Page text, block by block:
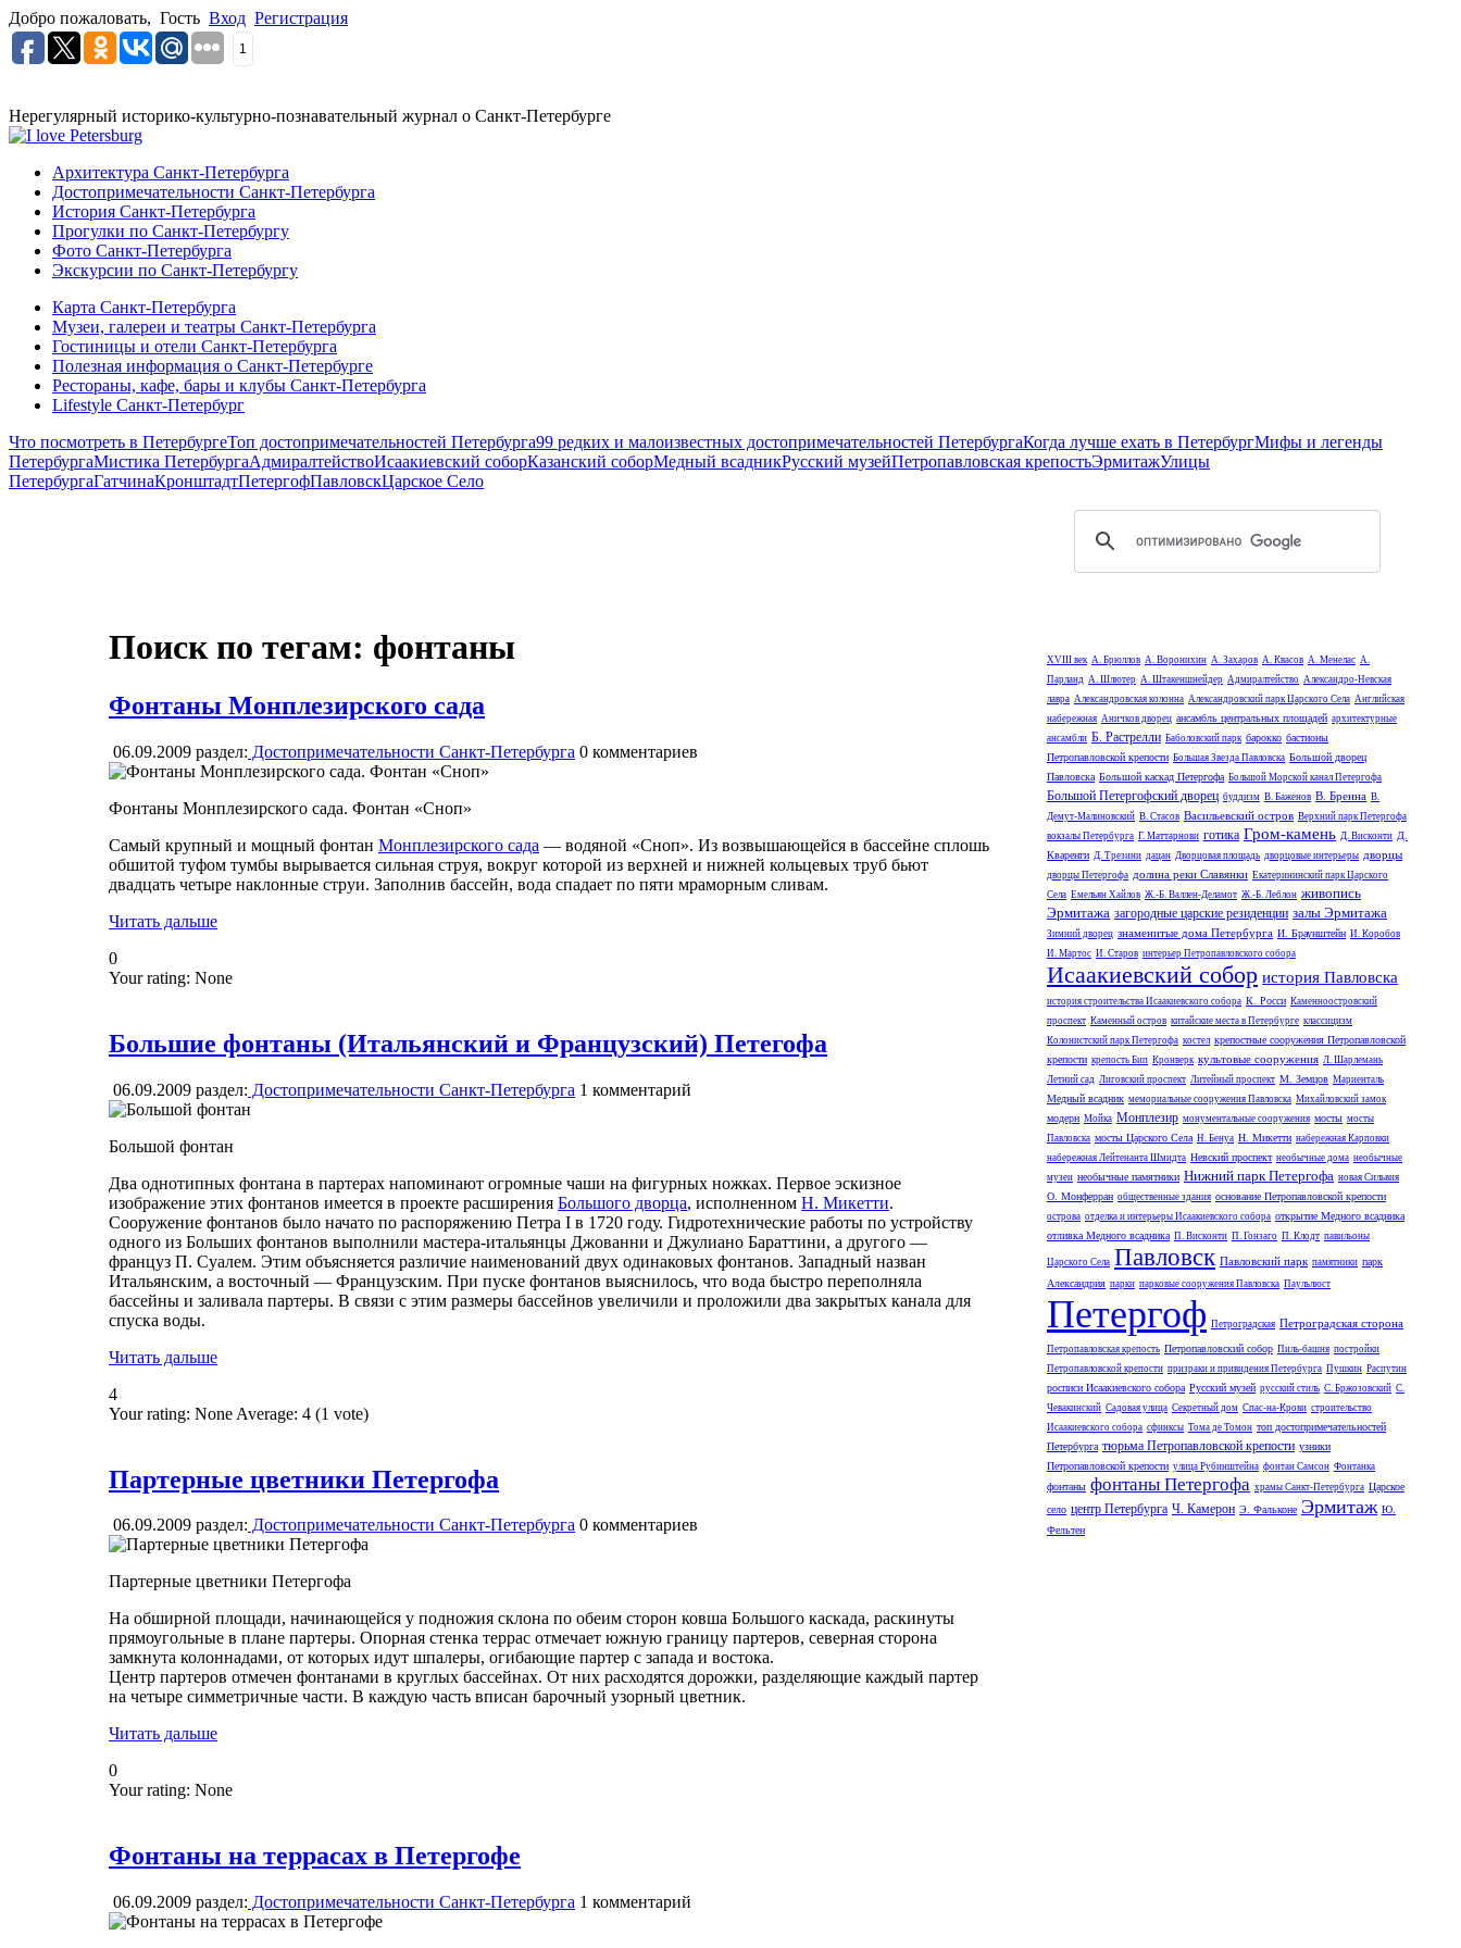
Добро пожаловать, Гость Вход Регистрация
1
Нерегулярный историко-культурно-познавательный журнал о Санкт-Петербурге
Архитектура Санкт-Петербурга
Достопримечательности Санкт-Петербурга
История Санкт-Петербурга
Прогулки по Санкт-Петербургу
Фото Санкт-Петербурга
Экскурсии по Санкт-Петербургу
Карта Санкт-Петербурга
Музеи, галереи и театры Санкт-Петербурга
Гостиницы и отели Санкт-Петербурга
Полезная информация о Санкт-Петербурге
Рестораны, кафе, бары и клубы Санкт-Петербурга
Lifestyle Санкт-Петербург
Что посмотреть в ПетербургеТоп достопримечательностей Петербурга99 редких и малоизвестных достопримечательностей ПетербургаКогда лучше ехать в ПетербургМифы и легенды
ПетербургаМистика ПетербургаАдмиралтействоИсаакиевский соборКазанский соборМедный всадникРусский музейПетропавловская крепостьЭрмитажУлицы
ПетербургаГатчинаКронштадтПетергофПавловскЦарское Село
Поиск по тегам: фонтаны
Фонтаны Монплезирского сада
06.09.2009 раздел: Достопримечательности Санкт-Петербурга 0 комментариев
Фонтаны Монплезирского сада. Фонтан «Сноп»
Самый крупный и мощный фонтан Монплезирского сада — водяной «Сноп». Из возвышающейся в бассейне сплошь
обшитой туфом тумбы вырывается сильная струя, вокруг которой из верхней и нижней кольцевых труб бьют
двадцать четыре наклонные струи. Заполнив бассейн, вода спадает по пяти мраморным сливам.
Читать дальше
0
Your rating: None
Большие фонтаны (Итальянский и Французский) Петегофа
06.09.2009 раздел: Достопримечательности Санкт-Петербурга 1 комментарий
Большой фонтан
Два однотипных фонтана в партерах напоминают огромные чаши на фигурных ножках. Первое эскизное
изображение этих фонтанов имеется в проекте расширения Большого дворца, исполненном Н. Микетти.
Сооружение фонтанов было начато по распоряжению Петра I в 1720 году. Гидротехнические работы по устройству
одного из Больших фонтанов выполнили мастера-итальянцы Джованни и Джулиано Бараттини, а другого —
француз П. Суалем. Этим объясняется различие наименований двух одинаковых фонтанов. Западный назван
Итальянским, а восточный — Французским. При пуске фонтанов выяснилось, что вода быстро переполняла
бассейны и заливала партеры. В связи с этим размеры бассейнов увеличили и проложили два закрытых канала для
спуска воды.
Читать дальше
4
Your rating: None Average: 4 (1 vote)
Партерные цветники Петергофа
06.09.2009 раздел: Достопримечательности Санкт-Петербурга 0 комментариев
Партерные цветники Петергофа
На обширной площади, начинающейся у подножия склона по обеим сторон ковша Большого каскада, раскинуты
прямоугольные в плане партеры. Опорная стенка террас отмечает южную границу партеров, северная сторона
замкнута колоннадами, от которых идут шпалеры, огибающие партер с запада и востока.
Центр партеров отмечен фонтанами в круглых бассейнах. От них расходятся дорожки, разделяющие каждый партер
на четыре симметричные части. В каждую часть вписан барочный узорный цветник.
Читать дальше
0
Your rating: None
Фонтаны на террасах в Петергофе
06.09.2009 раздел: Достопримечательности Санкт-Петербурга 1 комментарий
XVIII век А. Брюллов А. Воронихин А. Захаров А. Квасов А. Менелас А.
Парланд А. Шлютер А. Штакеншнейдер Адмиралтейство Александро-Невская
лавра Александровская колонна Александровский парк Царского Села Английская
набережная Аничков дворец ансамбль центральных площадей архитектурные
ансамбли Б. Растрелли Баболовский парк барокко бастионы
Петропавловской крепости Большая Звезда Павловска Большой дворец
Павловска Большой каскад Петергофа Большой Морской канал Петергофа
Большой Петергофский дворец буддизм В. Баженов В. Бренна В.
Демут-Малиновский В. Стасов Васильевский остров Верхний парк Петергофа
вокзалы Петербурга Г. Маттарнови готика Гром-камень Д. Висконти Д.
Кваренги Д. Трезини дацан Дворцовая площадь дворцовые интерьеры дворцы
дворцы Петергофа долина реки Славянки Екатерининский парк Царского
Села Емельян Хайлов Ж.-Б. Валлен-Деламот Ж.-Б. Леблон живопись
Эрмитажа загородные царские резиденции залы Эрмитажа
Зимний дворец знаменитые дома Петербурга И. Браунштейн И. Коробов
И. Мартос И. Старов интерьер Петропавловского собора
Исаакиевский собор история Павловска
история строительства Исаакиевского собора К. Росси Каменноостровский
проспект Каменный остров китайские места в Петербурге классицизм
Колонистский парк Петергофа костел крепостные сооружения Петропавловской
крепости крепость Бип Кронверк культовые сооружения Л. Шарлемань
Летний сад Лиговский проспект Литейный проспект М. Земцов Мариенталь
Медный всадник мемориальные сооружения Павловска Михайловский замок
модерн Мойка Монплезир монументальные сооружения мосты мосты
Павловска мосты Царского Села Н. Бенуа Н. Микетти набережная Карповки
набережная Лейтенанта Шмидта Невский проспект необычные дома необычные
музеи необычные памятники Нижний парк Петергофа новая Сильвия
О. Монферран общественные здания основание Петропавловской крепости
острова отделка и интерьеры Исаакиевского собора открытие Медного всадника
отливка Медного всадника П. Висконти П. Гонзаго П. Клодт павильоны
Царского Села Павловск Павловский парк памятники парк
Александрия парки парковые сооружения Павловска Паульлюст
Петергоф Петроградская Петроградская сторона
Петропавловская крепость Петропавловский собор Пиль-башня постройки
Петропавловской крепости призраки и привидения Петербурга Пушкин Распутин
росписи Исаакиевского собора Русский музей русский стиль С. Бржозовский С.
Чевакинский Садовая улица Секретный дом Спас-на-Крови строительство
Исаакиевского собора сфинксы Тома де Томон топ достопримечательностей
Петербурга тюрьма Петропавловской крепости узники
Петропавловской крепости улица Рубинштейна фонтан Самсон Фонтанка
фонтаны фонтаны Петергофа храмы Санкт-Петербурга Царское
село центр Петербурга Ч. Камерон Э. Фальконе Эрмитаж Ю.
Фельтен